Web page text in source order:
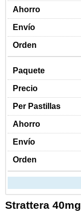
Strattera 40mg